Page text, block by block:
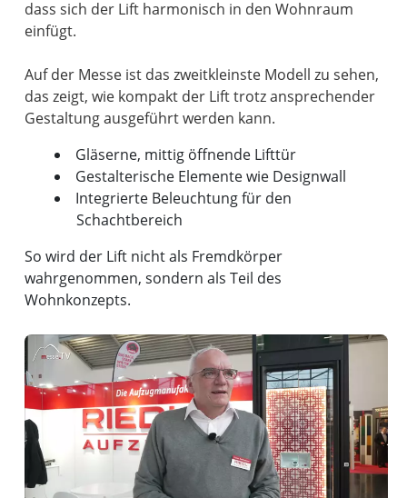
dass sich der Lift harmonisch in den Wohnraum
einfügt.
Auf der Messe ist das zweitkleinste Modell zu sehen,
das zeigt, wie kompakt der Lift trotz ansprechender
Gläserne, mittig öffnende Lifttür
Gestalterische Elemente wie Designwall
Integrierte Beleuchtung für den
Schachtbereich
So wird der Lift nicht als Fremdkörper
wahrgenommen, sondern als Teil des
Wohnkonzepts.